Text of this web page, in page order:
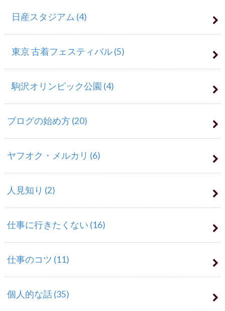
日産スタジアム (4)
東京 古着フェスティバル(5)
駒沢オリンピック公園 (4)
ブログの始め方(20)
ヤフオク・メルカリ (6)
人見知り (2)
仕事に行きたくない (16)
仕事のコツ (11)
個人的な話(35)